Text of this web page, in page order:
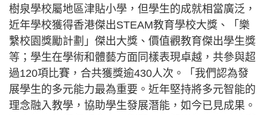
樹泉學校屬地區津貼小學，但學生的成就相當廣泛，
近年學校獲得香港傑出STEAM教育學校大獎、「樂
繫校園獎勵計劃」傑出大獎、價值觀教育傑出學生獎
等；學生在學術和體藝方面同樣表現卓越，共參與超
過120項比賽，合共獲獎逾430人次。「我們認為發
展學生的多元能力最為重要。近年堅持將多元智能的
理念融入教學，協助學生發展潛能，如今已見成果。